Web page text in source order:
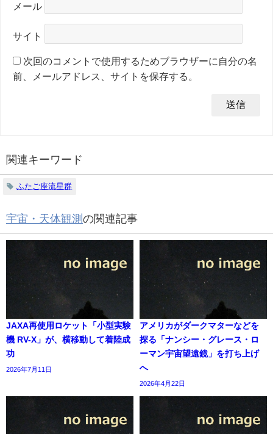
メール
サイト
次回のコメントで使用するためブラウザーに自分の名
前、メールアドレス、サイトを保存する。
関連キーワード
ふたご座流星群
宇宙・天体観測 の関連記事
JAXA再使用ロケット「小型実験
機 RV-X」が、横移動して着陸成
功
2026年7月11日
アメリカがダークマターなどを
探る「ナンシー・グレース・ロ
ーマン宇宙望遠鏡」を打ち上げ
へ
2026年4月22日